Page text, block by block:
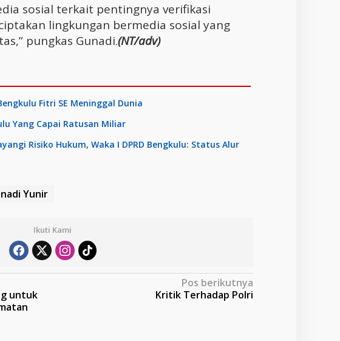
sosial terkait pentingnya verifikasi
lingkungan bermedia sosial yang
pungkas Gunadi.(NT/adv)
Fitri SE Meninggal Dunia
Yang Capai Ratusan Miliar
Risiko Hukum, Waka I DPRD Bengkulu: Status Alur
Yunir
Ikuti Kami
untuk
Pos berikutnya
Kritik Terhadap Polri